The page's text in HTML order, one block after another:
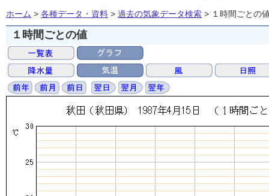
ホーム > 各種データ・資料 > 過去の気象データ検索 > １時間ごとの
１時間ごとの値